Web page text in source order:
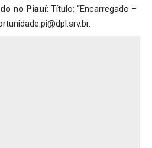
no Piauí: Título: “Encarregado –